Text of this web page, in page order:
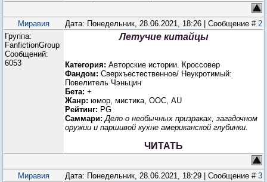
Миравия Дата: Понедельник, 28.06.2021, 18:26 | Сообщение # 2
Группа:
FanfictionGroup
Сообщений:
6053
Летучие китайцы
Категория: Авторские истории. Кроссовер
Фандом: Сверхъестественное/ Неукротимый:
Повелитель Чэньцин
Бета: +
Жанр: юмор, мистика, ООС, AU
Рейтинг: PG
Саммари:Дело о необычных призраках, загадочном
оружии и паршивой кухне американской глубинки.
ЧИТАТЬ
Миравия Дата: Понедельник, 28.06.2021, 18:29 | Сообщение # 3